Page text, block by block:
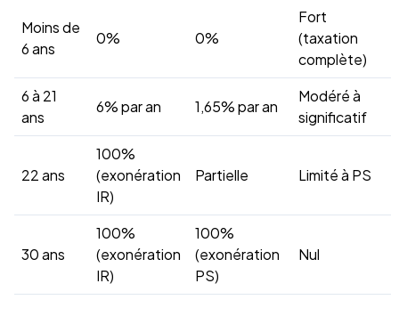
Moins de
6 ans
0% 0%
Fort
(taxation
complète)
6 à 21
ans
6% par an 1,65% par an
Modéré à
significatif
22 ans
100%
(exonération
IR)
Partielle Limité à PS
30 ans
100%
(exonération
IR)
100%
(exonération
PS)
Nul